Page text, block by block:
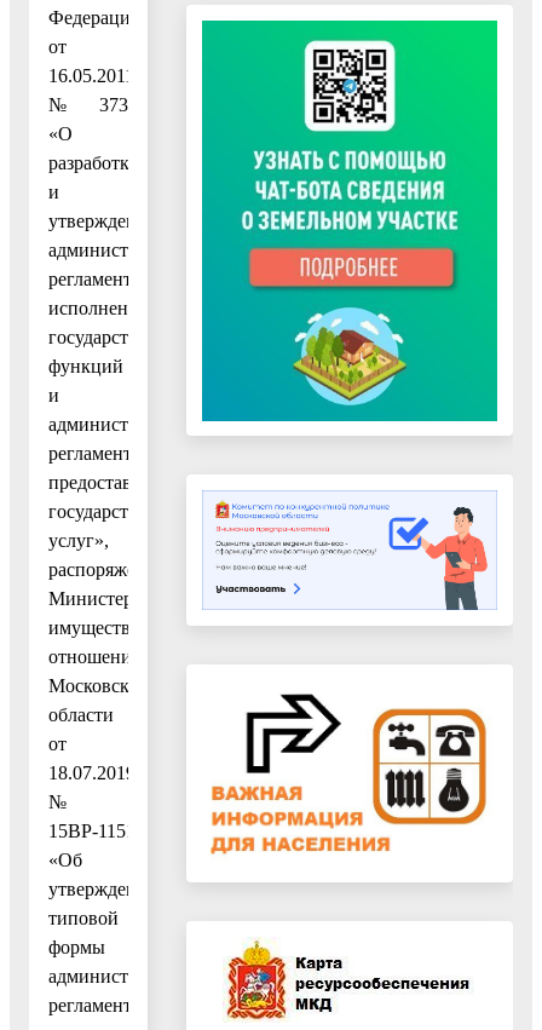
Федерации
от
16.05.2011
№ 373
«О
разработке
и
утверждении
административных
регламентов
исполнения
государственных
функций
и
административных
регламентов
предоставления
государственных
услуг»,
распоряжением
Министерства
имущественных
отношений
Московской
области
от
18.07.2019
№
15ВР-1151
«Об
утверждении
типовой
формы
административного
регламента